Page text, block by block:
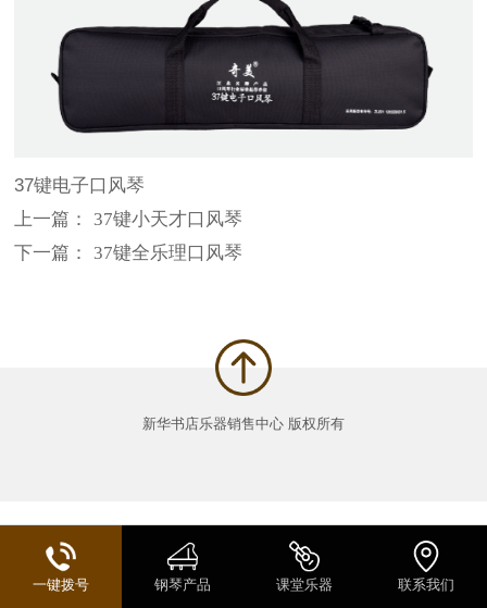
37键电子口风琴
上一篇：37键小天才口风琴
下一篇：37键全乐理口风琴
新华书店乐器销售中心 版权所有
一键拨号 钢琴产品 课堂乐器 联系我们